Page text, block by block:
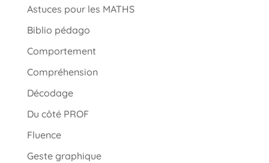
Astuces pour les MATHS
Biblio pédago
Comportement
Compréhension
Décodage
Du côté PROF
Fluence
Geste graphique